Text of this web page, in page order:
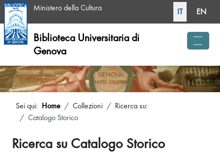
Ministero della Cultura Seleziona la tua
IT EN
Biblioteca Universitaria di
Genova
menu
Sei qui: Home Collezioni
Ricerca su:
Catalogo Storico
Ricerca su Catalogo Storico